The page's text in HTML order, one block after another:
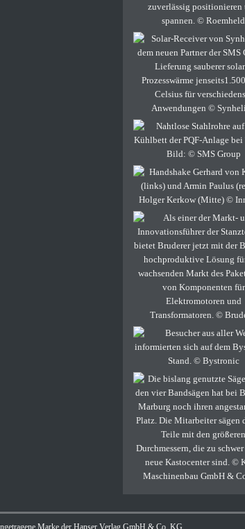
Marke der Hanser Verlag GmbH & Co. KG